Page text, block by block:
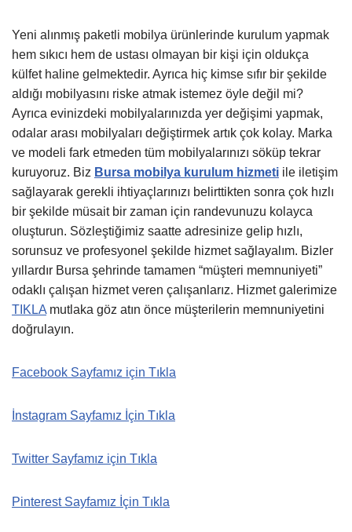
Yeni alınmış paketli mobilya ürünlerinde kurulum yapmak
hem sıkıcı hem de ustası olmayan bir kişi için oldukça
külfet haline gelmektedir. Ayrıca hiç kimse sıfır bir şekilde
aldığı mobilyasını riske atmak istemez öyle değil mi?
Ayrıca evinizdeki mobilyalarınızda yer değişimi yapmak,
odalar arası mobilyaları değiştirmek artık çok kolay. Marka
ve modeli fark etmeden tüm mobilyalarınızı söküp tekrar
kuruyoruz. Biz Bursa mobilya kurulum hizmeti ile iletişim
sağlayarak gerekli ihtiyaçlarınızı belirttikten sonra çok hızlı
bir şekilde müsait bir zaman için randevunuzu kolayca
oluşturun. Sözleştiğimiz saatte adresinize gelip hızlı,
sorunsuz ve profesyonel şekilde hizmet sağlayalım. Bizler
yıllardır Bursa şehrinde tamamen “müşteri memnuniyeti”
odaklı çalışan hizmet veren çalışanlarız. Hizmet galerimize
TIKLA mutlaka göz atın önce müşterilerin memnuniyetini
doğrulayın.
Facebook Sayfamız için Tıkla
İnstagram Sayfamız İçin Tıkla
Twitter Sayfamız için Tıkla
Pinterest Sayfamız İçin Tıkla